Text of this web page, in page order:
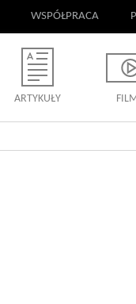
WSPÓŁPRACA
ARTYKUŁY